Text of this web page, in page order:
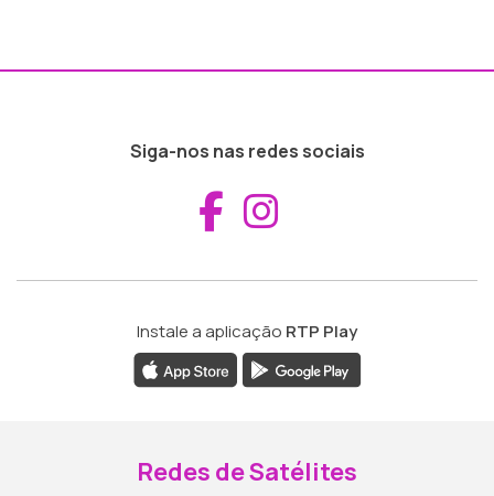
Siga-nos nas redes sociais
Aceder ao
Instale a aplicação RTP Play
Redes de Satélites